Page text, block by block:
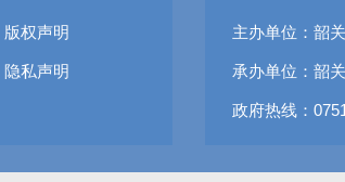
版权声明
隐私声明
主办单位：韶
承办单位：韶
政府热线：